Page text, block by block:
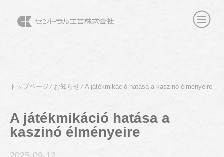
トップページ⁄ お知らせ⁄A játékmikáció hatása a kaszinó élményeire
A játékmikáció hatása a
kaszinó élményeire